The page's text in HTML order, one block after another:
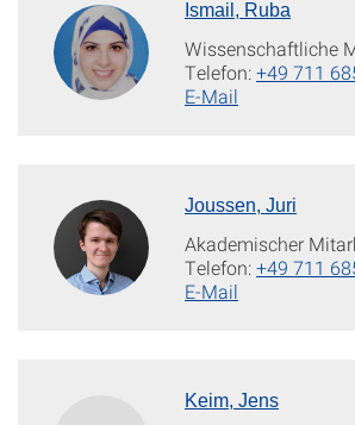
Ismail, Ruba
Wissenschaftliche
Telefon:+49 711
E-Mail
Joussen, Juri
Akademischer
Telefon:+49 711
E-Mail
Keim, Jens